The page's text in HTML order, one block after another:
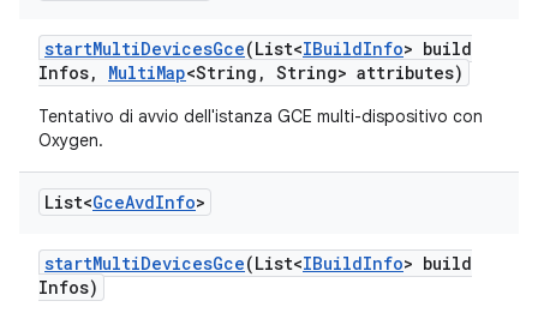
startMultiDevicesGce(List<IBuildInfo> build
Infos, MultiMap<String , String> attributes)
Tentativo di avvio dell'istanza GCE multi-dispositivo con
Oxygen.
List<GceAvdInfo>
startMultiDevicesGce(List<IBuildInfo> build
Infos)